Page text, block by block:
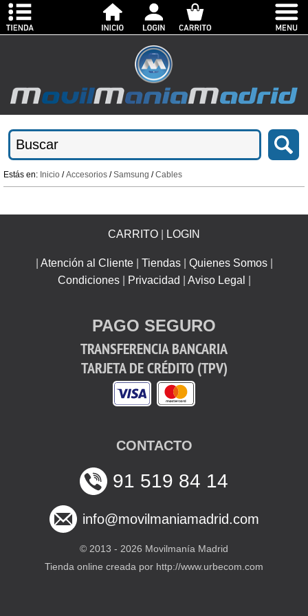
Estás en: Inicio /Accesorios /Samsung /Cables
CARRITO LOGIN
Atención al Cliente Tiendas Quienes Somos
Condiciones
Privacidad Aviso Legal
PAGO SEGURO
TRANSFERENCIA BANCARIA
TARJETA DE CRÉDITO (TPV)
CONTACTO
91 519 84 14
info@movilmaniamadrid.com
© 2013 - 2026 Movilmanía Madrid
Tienda online creada por http://www.urbecom.com